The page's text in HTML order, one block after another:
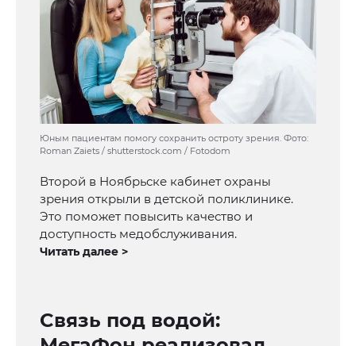
Юным пациентам помогу сохранить остроту зрения. Фото:
Roman Zaiets / shutterstock.com / Fotodom
Второй в Ноябрьске кабинет охраны
зрения открыли в детской поликлинике.
Это поможет повысить качество и
доступность медобслуживания.
Читать далее >
Cвязь под водой: